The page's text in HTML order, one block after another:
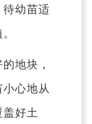
幼苗适
地块，
心地从
好土